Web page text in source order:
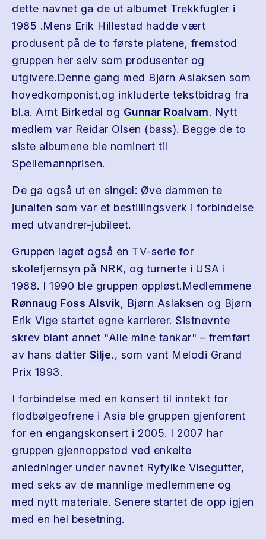
dette navnet ga de ut albumet Trekkfugler i
1985 .Mens Erik Hillestad hadde vært
produsent på de to første platene, fremstod
gruppen her selv som produsenter og
utgivere.Denne gang med Bjørn Aslaksen som
hovedkomponist,og inkluderte tekstbidrag fra
bl.a. Arnt Birkedal og Gunnar Roalvam. Nytt
medlem var Reidar Olsen (bass). Begge de to
siste albumene ble nominert til
Spellemannprisen.
De ga også ut en singel: Øve dammen te
junaiten som var et bestillingsverk i forbindelse
med utvandrer-jubileet.
Gruppen laget også en TV-serie for
skolefjernsyn på NRK, og turnerte i USA i
1988. I 1990 ble gruppen oppløst.Medlemmene
Rønnaug Foss Alsvik, Bjørn Aslaksen og Bjørn
Erik Vige startet egne karrierer. Sistnevnte
skrev blant annet "Alle mine tankar" – fremført
av hans datter Silje., som vant Melodi Grand
Prix 1993.
I forbindelse med en konsert til inntekt for
flodbølgeofrene i Asia ble gruppen gjenforent
for en engangskonsert i 2005. I 2007 har
gruppen gjennoppstod ved enkelte
anledninger under navnet Ryfylke Visegutter,
med seks av de mannlige medlemmene og
med nytt materiale. Senere startet de opp igjen
med en hel besetning.